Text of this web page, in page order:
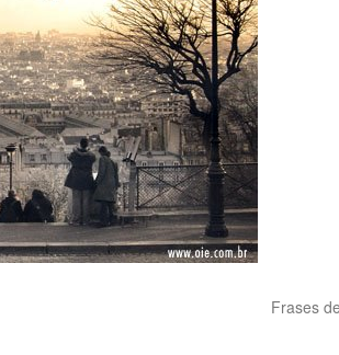
Frases